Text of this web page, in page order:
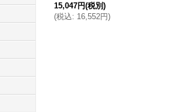
15,047円(税別)
(税込: 16,552円)